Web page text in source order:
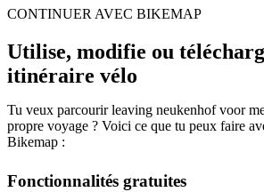
CONTINUER AVEC BIKEMAP
Utilise, modifie ou
itinéraire vélo
Tu veux parcourir leaving neukenhof voor
propre voyage ? Voici ce que tu peux faire
Bikemap :
Fonctionnalités gratuites